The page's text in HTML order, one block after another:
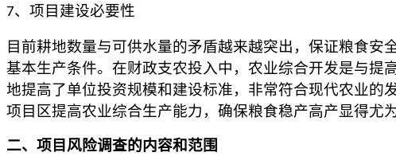
7、项目建设必要性
目前耕地数量与可供水量的矛盾越来越突出，保证粮食
基本生产条件。在财政支农投入中，农业综合开发是与提
地提高了单位投资规模和建设标准，非常符合现代农业的
项目区提高农业综合生产能力，确保粮食稳产高产显得尤为
二、项目风险调查的内容和范围